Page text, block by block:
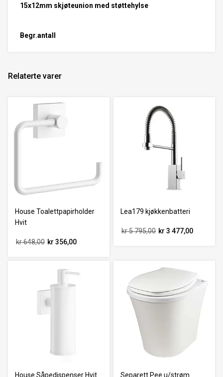
15x12mm skjøteunion med støttehylse
Begr.antall
Relaterte varer
House Toalettpapirholder
Hvit
kr 648,00 kr 356,00
Lea179 kjøkkenbatteri
kr 5 795,00 kr 3 477,00
House Såpedispenser Hvit Separett Pee u/strøm